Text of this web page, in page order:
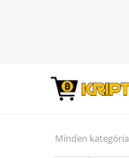
Minden kategória